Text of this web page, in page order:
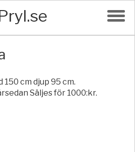
cm djup 95 cm.
Säljes för 1000:kr.